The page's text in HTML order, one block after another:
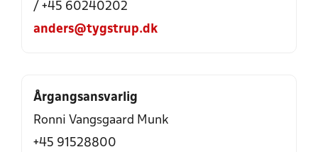
/ +45 60240202
anders@tygstrup.dk
Årgangsansvarlig
Ronni Vangsgaard Munk
+45 91528800